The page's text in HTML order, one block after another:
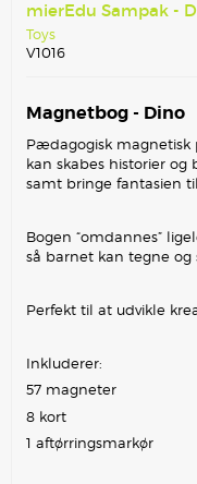
mierEdu Sampak -
Toys
V1016
Magnetbog - Dino
Pædagogisk
kan skabes historier og
samt bringe fantasien til
Bogen “omdannes”
så barnet kan tegne og
Perfekt til at udvikle
Inkluderer:
57 magneter
8 kort
1 aftørringsmarkør